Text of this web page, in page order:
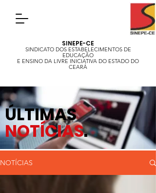
SINEPE-CE
SINDICATO DOS ESTABELECIMENTOS DE
EDUCAÇÃO
E ENSINO DA LIVRE INICIATIVA DO ESTADO DO
CEARÁ
ÚLTIMAS
NOTÍCIAS.
NOTÍCIAS